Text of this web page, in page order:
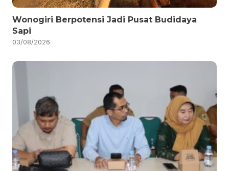
Wonogiri Berpotensi Jadi Pusat Budidaya
Sapi
03/08/2026